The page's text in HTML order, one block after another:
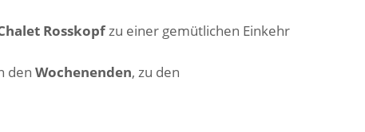
Rosskopfzu einer gemütlichen Einkehr
den Wochenenden, zu den